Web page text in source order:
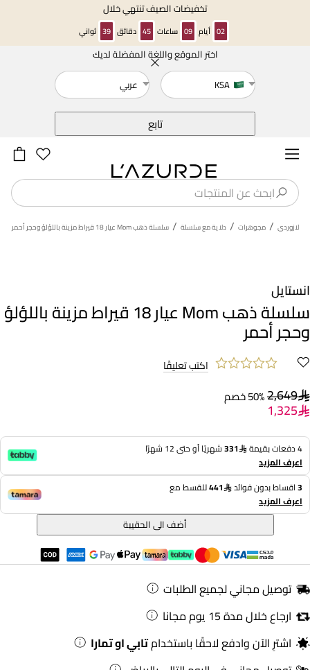
تخفيضات الصيف تنتهي خلال
02 أيام 09 ساعات 45 دقائق 39 ثواني
اختر الموقع واللغة المفضلة لديك
KSA
عربي
تابع
لازوردى / مجوهرات / دلاية مع سلسلة / سلسلة ذهب Mom عيار 18 قيراط مزينة باللؤلؤ وحجر أحمر
انستايل
سلسلة ذهب Mom عيار 18 قيراط مزينة باللؤلؤ
وحجر أحمر
اكتب تعليقًا
2,64950% خصم
1,325
4 دفعات بقيمة 331شهريًا أو حتى 12 شهرًا
اعرف المزيد
3اقساط بدون فوائد 441للقسط مع
اعرف المزيد
أضف الى الحقيبة
توصيل مجاني لجميع الطلبات
ارجاع خلال مدة 15 يوم مجانا
اشترِ الآن وادفع لاحقًا باستخدامتابي او تمارا